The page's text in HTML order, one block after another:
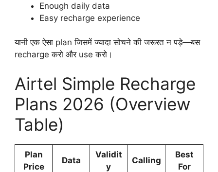
Enough daily data
Easy recharge experience
यानी एक ऐसा plan जिसमें ज्यादा सोचने की जरूरत न पड़े—बस
recharge करो और use करो।
Airtel Simple Recharge
Plans 2026 (Overview
Table)
Plan
Price
Data
Validit
y
Calling
Best
For